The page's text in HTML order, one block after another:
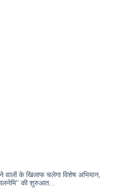
वालों के खिलाफ चलेगा विशेष अभियान,
की शुरुआत...